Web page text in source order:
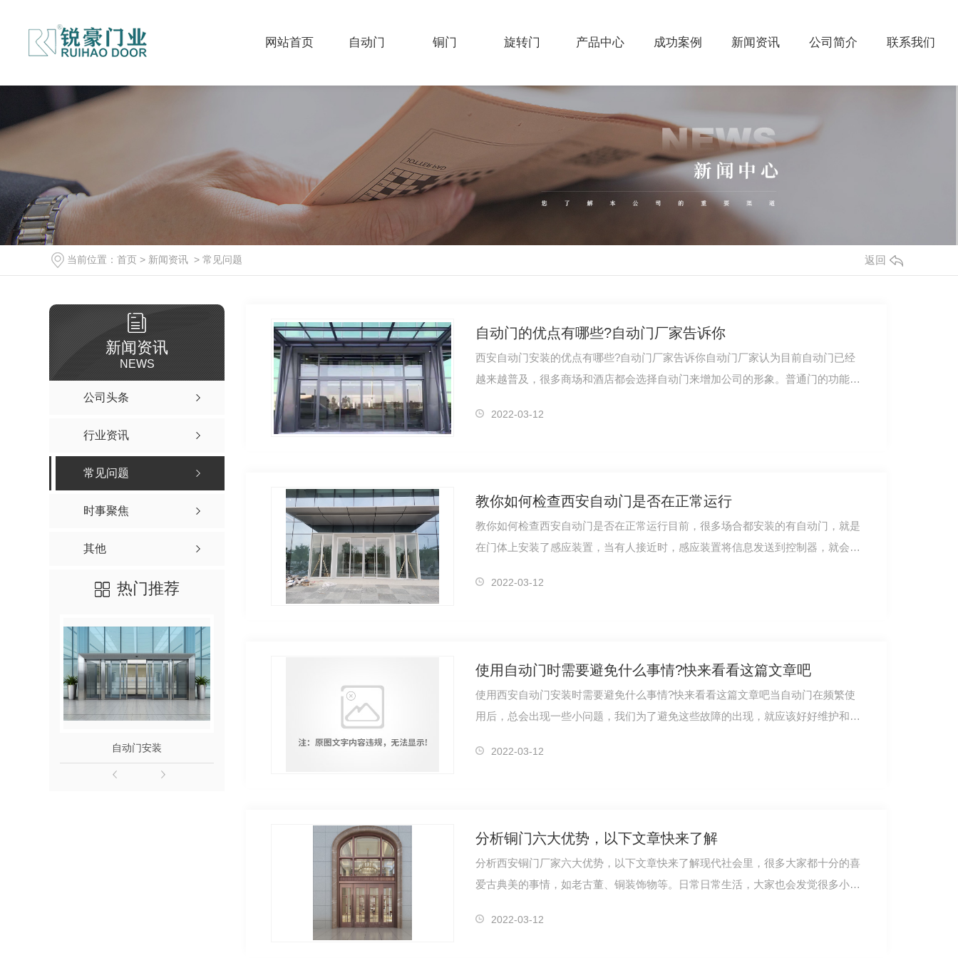
网站首页 自动门 铜门 旋转门 产品中心 成功案例 新闻资讯 公司简介 联系我们
当前位置： 首页 > 新闻资讯 > 常见问题 返回
新闻资讯
NEWS
公司头条
行业资讯
常见问题
时事聚焦
其他
热门推荐
自动门安装 铜门施工 旋转门价格
自动门的优点有哪些?自动门厂家告诉你
西安自动门安装的优点有哪些?自动门厂家告诉你自动门厂家认为目前自动门已经
越来越普及，很多商场和酒店都会选择自动门来增加公司的形象。普通门的功能主
2022-03-12
教你如何检查西安自动门是否在正常运行
教你如何检查西安自动门是否在正常运行目前，很多场合都安装的有自动门，就是
在门体上安装了感应装置，当有人接近时，感应装置将信息发送到控制器，就会将
2022-03-12
使用自动门时需要避免什么事情?快来看看这篇文章吧
使用西安自动门安装时需要避免什么事情?快来看看这篇文章吧当自动门在频繁使
用后，总会出现一些小问题，我们为了避免这些故障的出现，就应该好好维护和保
2022-03-12
分析铜门六大优势，以下文章快来了解
分析西安铜门厂家六大优势，以下文章快来了解现代社会里，很多大家都十分的喜
爱古典美的事情，如老古董、铜装饰物等。日常日常生活，大家也会发觉很多小区
2022-03-12